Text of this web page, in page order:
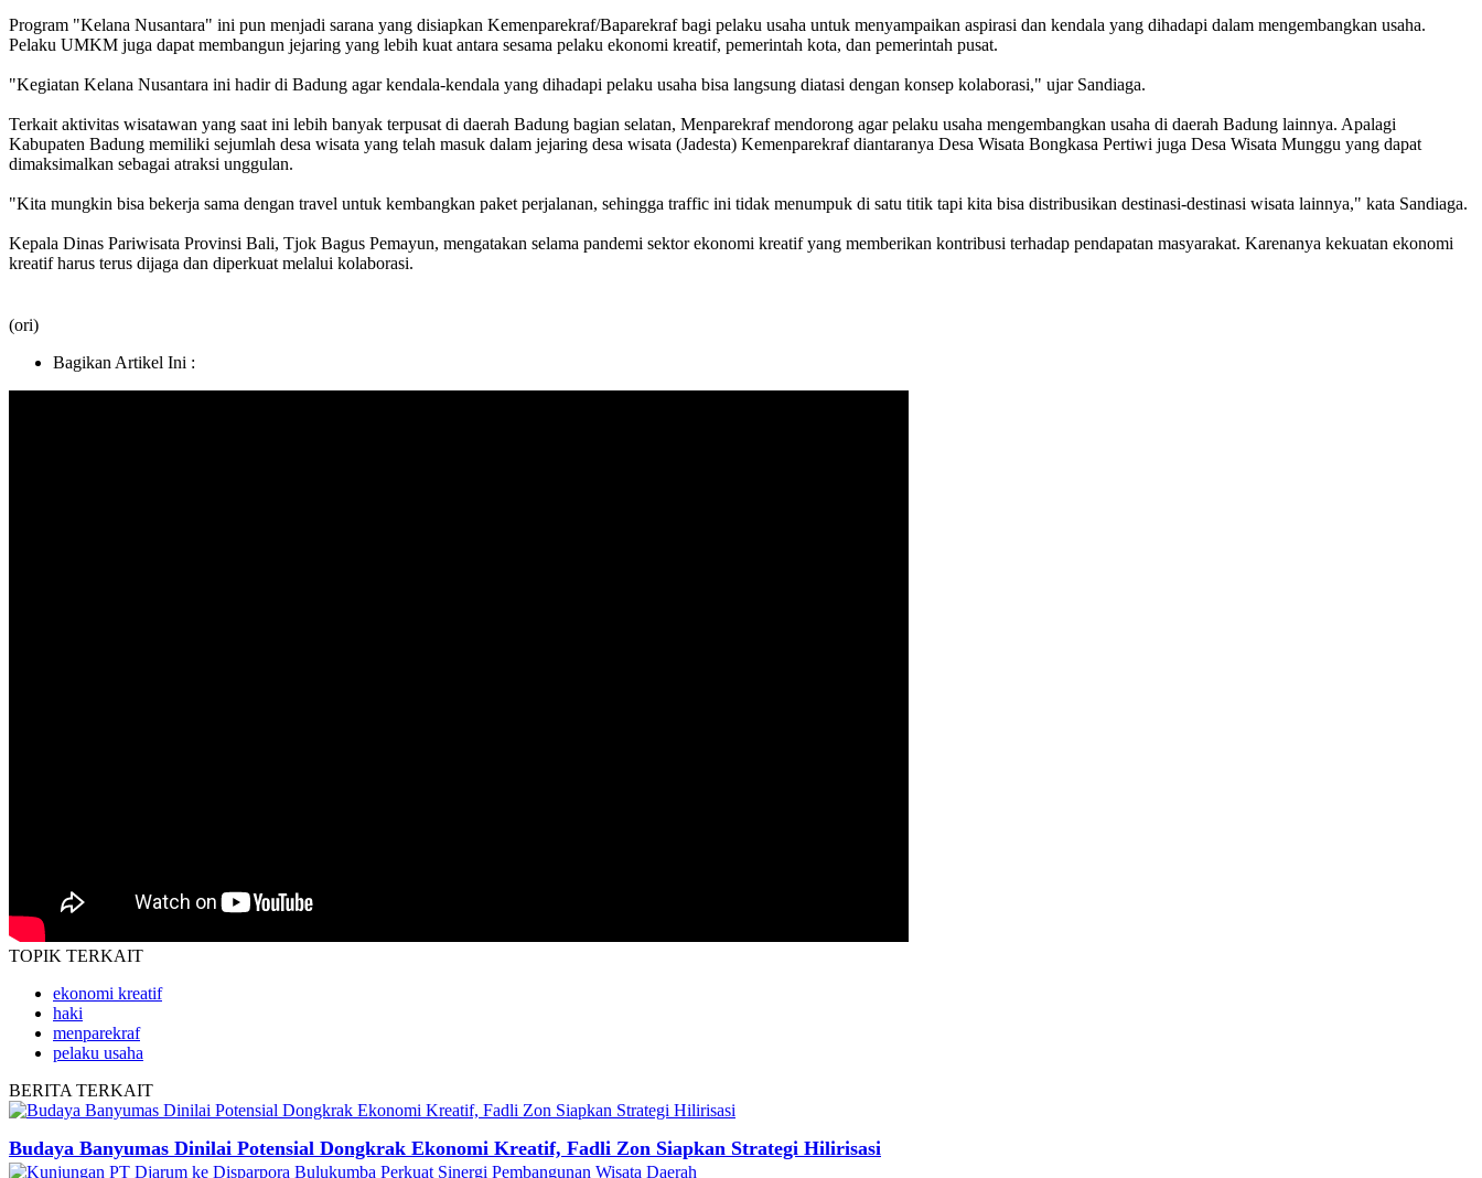
Program "Kelana Nusantara" ini pun menjadi sarana yang disiapkan Kemenparekraf/Baparekraf bagi pelaku usaha untuk menyampaikan aspirasi dan kendala yang dihadapi dalam mengembangkan usaha.
Pelaku UMKM juga dapat membangun jejaring yang lebih kuat antara sesama pelaku ekonomi kreatif, pemerintah kota, dan pemerintah pusat.
"Kegiatan Kelana Nusantara ini hadir di Badung agar kendala-kendala yang dihadapi pelaku usaha bisa langsung diatasi dengan konsep kolaborasi," ujar Sandiaga.
Terkait aktivitas wisatawan yang saat ini lebih banyak terpusat di daerah Badung bagian selatan, Menparekraf mendorong agar pelaku usaha mengembangkan usaha di daerah Badung lainnya. Apalagi
Kabupaten Badung memiliki sejumlah desa wisata yang telah masuk dalam jejaring desa wisata (Jadesta) Kemenparekraf diantaranya Desa Wisata Bongkasa Pertiwi juga Desa Wisata Munggu yang dapat
dimaksimalkan sebagai atraksi unggulan.
"Kita mungkin bisa bekerja sama dengan travel untuk kembangkan paket perjalanan, sehingga traffic ini tidak menumpuk di satu titik tapi kita bisa distribusikan destinasi-destinasi wisata lainnya," kata Sandiaga.
Kepala Dinas Pariwisata Provinsi Bali, Tjok Bagus Pemayun, mengatakan selama pandemi sektor ekonomi kreatif yang memberikan kontribusi terhadap pendapatan masyarakat. Karenanya kekuatan ekonomi
kreatif harus terus dijaga dan diperkuat melalui kolaborasi.
(ori)
Bagikan Artikel Ini :
TOPIK TERKAIT
ekonomi kreatif
haki
menparekraf
pelaku usaha
BERITA TERKAIT
Budaya Banyumas Dinilai Potensial Dongkrak Ekonomi Kreatif, Fadli Zon Siapkan Strategi Hilirisasi